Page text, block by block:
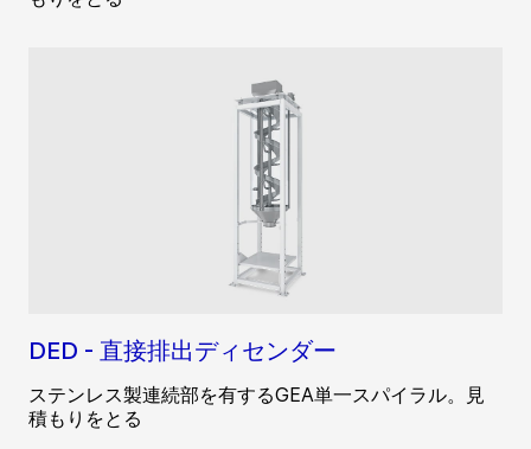
DED - 直接排出ディセンダー
ステンレス製連続部を有するGEA単一スパイラル。見
積もりをとる